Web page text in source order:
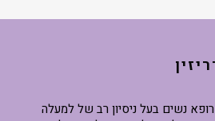
רופא נשים בעל ניסיון רב של למעלה